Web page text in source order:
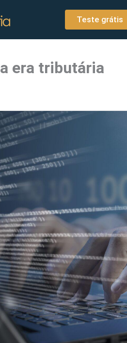
Teste grátis
era tributária